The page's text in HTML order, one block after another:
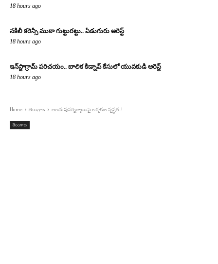
18 hours ago
నకిలీ కరెన్సీ ముఠా గుట్టురట్టు.. ఏడుగురు అరెస్ట్
18 hours ago
ఇన్‌స్టాగ్రామ్ పరిచయం.. బాలిక కిడ్నాప్ కేసులో యువకుడి అరెస్ట్
18 hours ago